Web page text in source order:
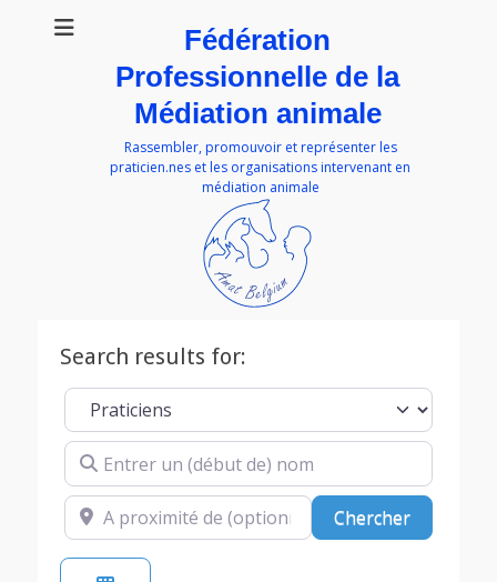
Fédération
Professionnelle de la
Médiation animale
Rassembler, promouvoir et représenter les
praticien.nes et les organisations intervenant en
médiation animale
Search results for:
Select search type
Entrer un (début de) nom
A proximité de (optionnel) ChercherChercher